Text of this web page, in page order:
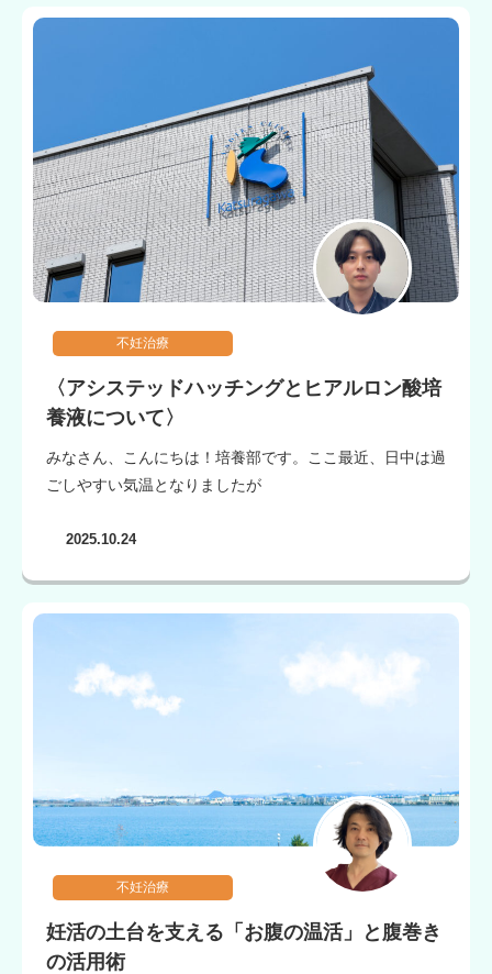
不妊治療
〈アシステッドハッチングとヒアルロン酸培
養液について〉
みなさん、こんにちは！培養部です。ここ最近、日中は過
ごしやすい気温となりましたが
2025.10.24
不妊治療
妊活の土台を支える「お腹の温活」と腹巻き
の活用術